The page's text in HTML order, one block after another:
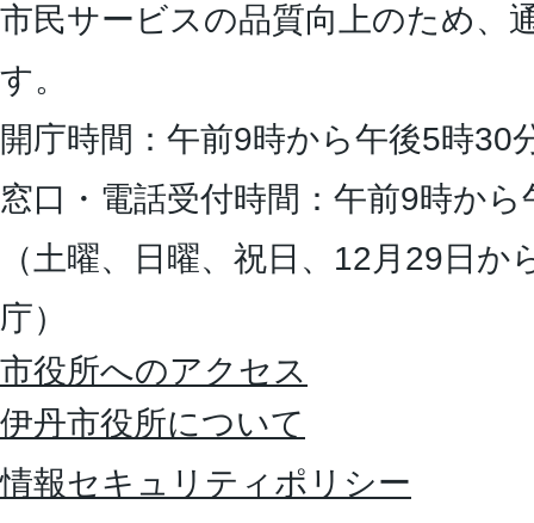
市民サービスの品質向上のため、
す。
開庁時間：午前9時から午後5時30
窓口・電話受付時間：午前9時か
（土曜、日曜、祝日、12月29日
庁）
市役所へのアクセス
伊丹市役所について
情報セキュリティポリシー